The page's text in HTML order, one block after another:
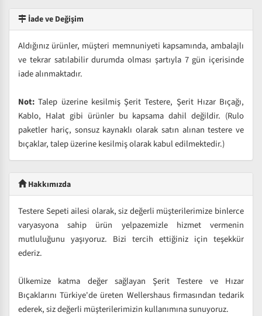
İade ve Değişim
Aldığınız ürünler, müşteri memnuniyeti kapsamında, ambalajlı
ve tekrar satılabilir durumda olması şartıyla 7 gün içerisinde
iade alınmaktadır.
Not: Talep üzerine kesilmiş Şerit Testere, Şerit Hızar Bıçağı,
Kablo, Halat gibi ürünler bu kapsama dahil değildir. (Rulo
paketler hariç, sonsuz kaynaklı olarak satın alınan testere ve
bıçaklar, talep üzerine kesilmiş olarak kabul edilmektedir.)
Hakkımızda
Testere Sepeti ailesi olarak, siz değerli müşterilerimize binlerce
varyasyona sahip ürün yelpazemizle hizmet vermenin
mutluluğunu yaşıyoruz. Bizi tercih ettiğiniz için teşekkür
ederiz.
Ülkemize katma değer sağlayan Şerit Testere ve Hızar
Bıçaklarını Türkiye'de üreten Wellershaus firmasından tedarik
ederek, siz değerli müşterilerimizin kullanımına sunuyoruz.